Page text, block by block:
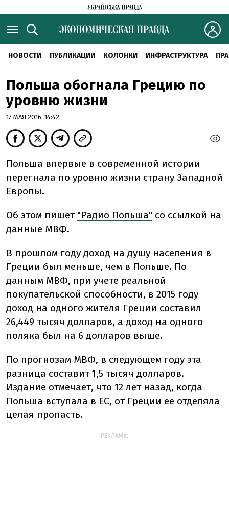
НОВОСТИ ПУБЛИКАЦИИ КОЛОНКИ ИНФРАСТРУКТУРА
Польша обогнала Грецию по
уровню жизни
17 МАЯ 2016, 14:42
Польша впервые в современной истории
перегнала по уровню жизни страну Западной
Европы.
Об этом пишет "Радио Польша" со ссылкой на
данные МВФ.
В прошлом году доход на душу населения в
Греции был меньше, чем в Польше. По
данным МВФ, при учете реальной
покупательской способности, в 2015 году
доход на одного жителя Греции составил
26,449 тысяч долларов, а доход на одного
поляка был на 6 долларов выше.
По прогнозам МВФ, в следующем году эта
разница составит 1,5 тысяч долларов.
Издание отмечает, что 12 лет назад, когда
Польша вступала в ЕС, от Греции ее отделяла
целая пропасть.
РЕКЛАМА: